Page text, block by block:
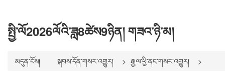
སྤྱི་ལོ2026ལོའི་ཟླ8ཚེས9ཉིན། གཟའ་ཉི་མ།
མདུན་ངོས། སྐབས་དོན་གསར་འགྱུར། རྒྱལ་ཕྱི་ནང་གསར་འགྱུར།